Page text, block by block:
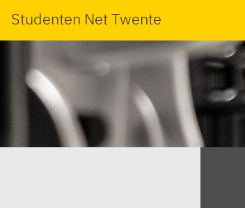
Studenten Net Twente